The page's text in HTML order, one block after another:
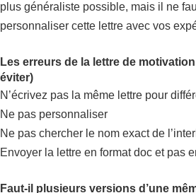
plus généraliste possible, mais il ne
personnaliser cette lettre avec vos
Les erreurs de la lettre de
éviter)
N’écrivez pas la même lettre pour
Ne pas personnaliser
Ne pas chercher le nom exact de
Envoyer la lettre en format doc et pas
Faut-il plusieurs versions d’une